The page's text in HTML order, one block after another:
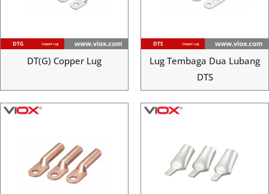
DT(G) Copper Lug
Lug Tembaga Dua Lubang
DTS